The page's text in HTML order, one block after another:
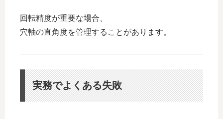
回転精度が重要な場合、
穴軸の直角度を管理することがあります。
実務でよくある失敗